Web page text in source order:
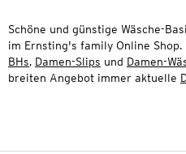
Schöne und günstige Wäsche-
im Ernsting's family Online Shop.
BHs, Damen-Slips und Damen-
breiten Angebot immer aktuelle